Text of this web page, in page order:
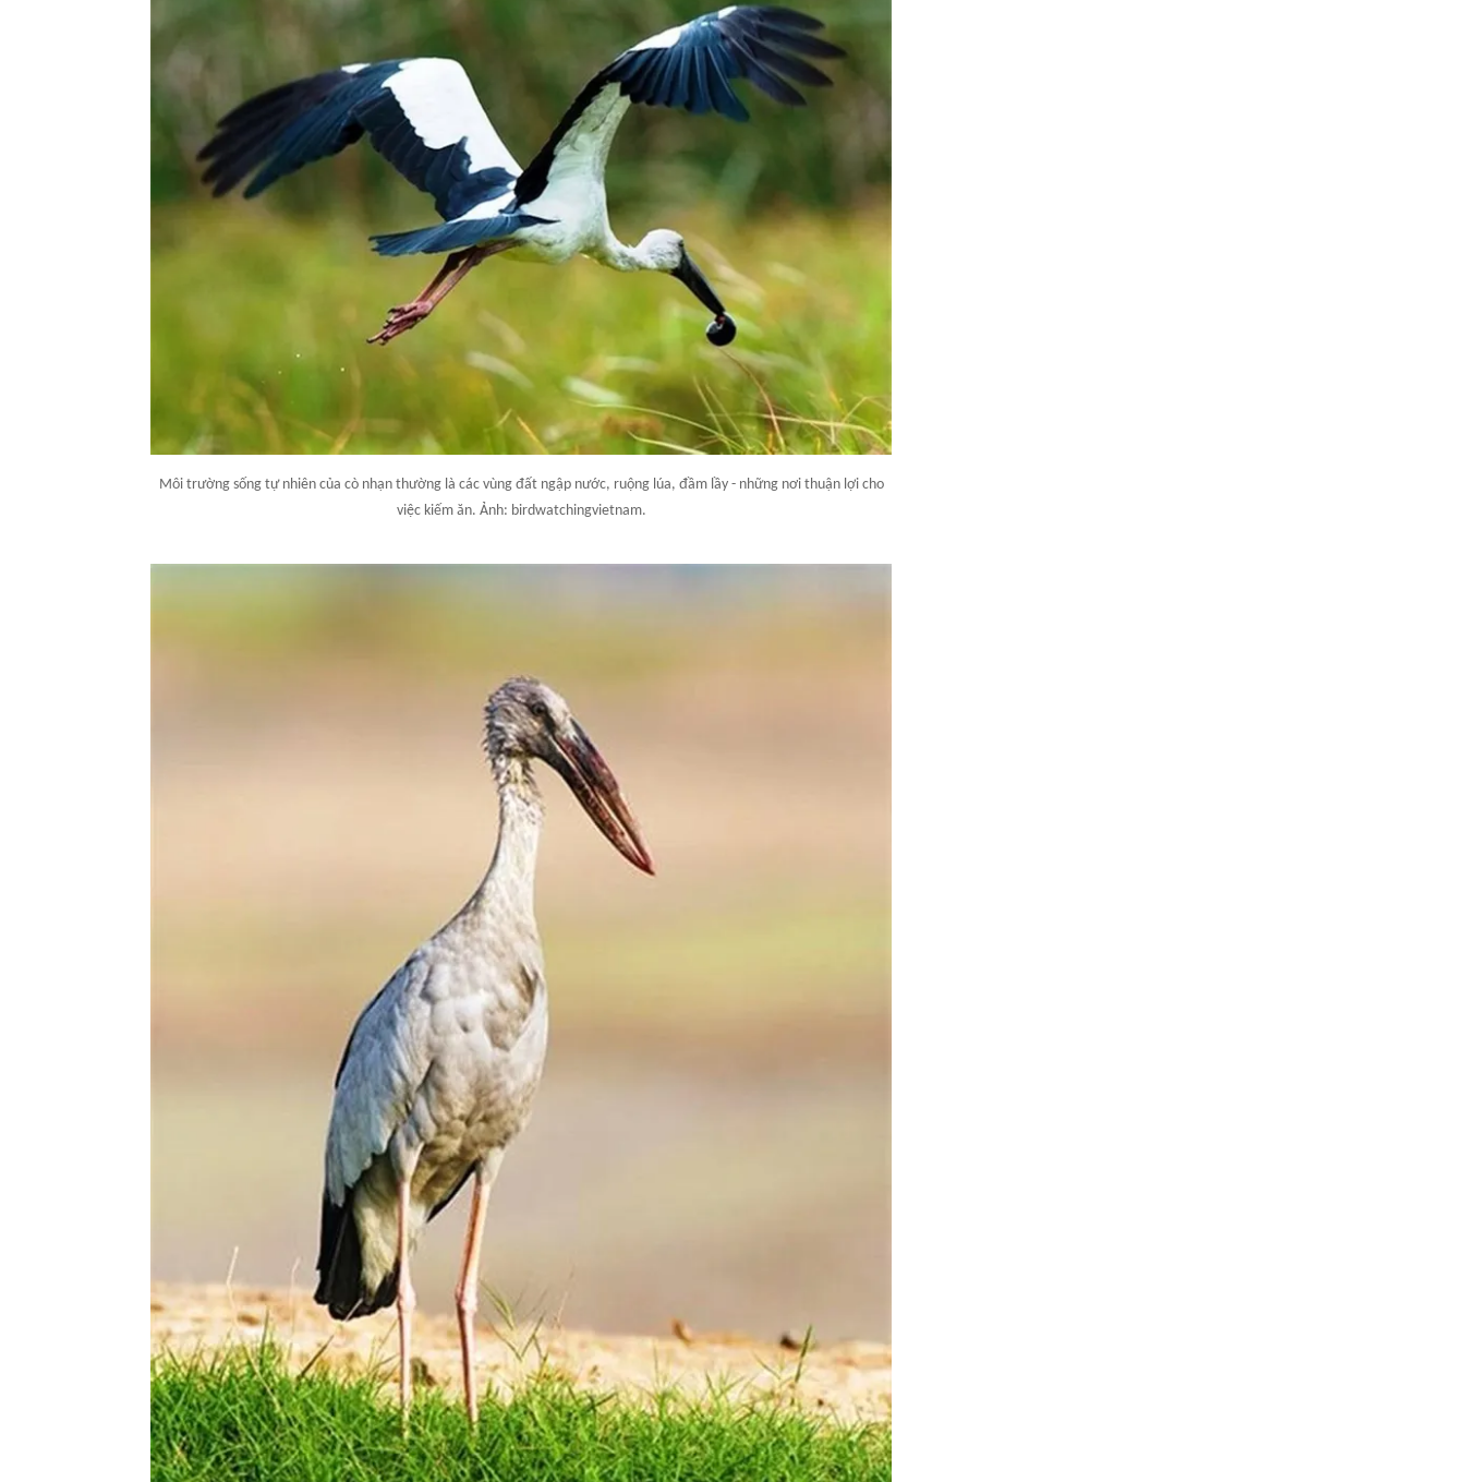
Môi trường sống tự nhiên của cò nhạn thường là các vùng đất ngập nước, ruộng lúa, đầm lầy - những nơi thuận lợi cho
việc kiếm ăn. Ảnh: birdwatchingvietnam.